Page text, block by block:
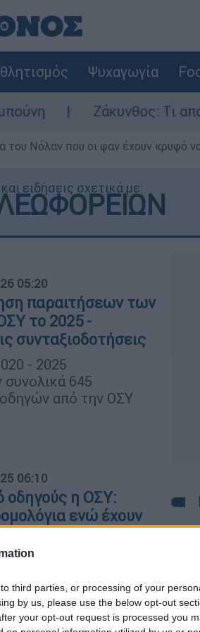
third parties, or processing of your
by us, please use the below opt-out
your opt-out request is processed you
Ψυχαγωγία
Ζάκυνθος: Τι απαντά η
του Νόλαν που οι φαν έχουν κρυφό
ειδήσεις σχετικά με:
05:20
παραιτήσεων των
το 2025 -
συνταξιοδοτήσεις
- 2025
645
από την ΟΣΥ
06:10
οδηγούς η ΟΣΥ:
ενώ έχουν
- Η εταιρεία
σε
χρόνο με τον